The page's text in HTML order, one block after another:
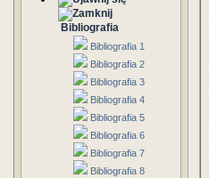
Bibliografia
Bibliografia 1
Bibliografia 2
Bibliografia 3
Bibliografia 4
Bibliografia 5
Bibliografia 6
Bibliografia 7
Bibliografia 8